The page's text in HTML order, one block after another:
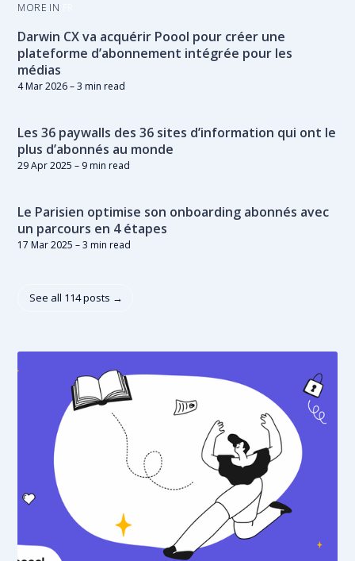
MORE IN
Darwin CX va acquérir Poool pour créer une
plateforme d’abonnement intégrée pour les
médias
4 Mar 2026– 3 min read
Les 36 paywalls des 36 sites d’information qui ont le
plus d’abonnés au monde
29 Apr 2025 – 9 min read
Le Parisien optimise son onboarding abonnés avec
un parcours en 4 étapes
17 Mar 2025 – 3 min read
See all 114 posts →